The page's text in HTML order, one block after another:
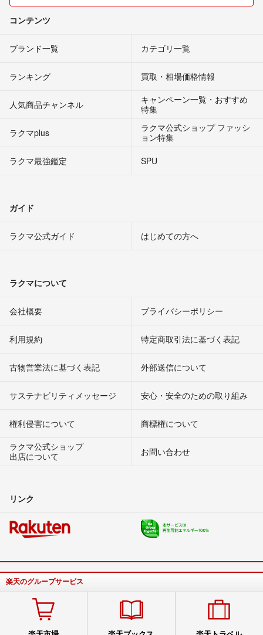
コンテンツ
ブランド一覧 カテゴリ一覧
ランキング 買取・相場価格情報
人気商品チャンネル
キャンペーン一覧・おすすめ
特集
ラクマplus
ラクマ公式ショップ ファッシ
ョン特集
ラクマ最強鑑定
SPU
ガイド
ラクマ公式ガイド はじめての方へ
ラクマについて
会社概要 プライバシーポリシー
利用規約 特定商取引法に基づく表記
古物営業法に基づく表記 外部送信について
サステナビリティメッセージ 安心・安全のための取り組み
権利侵害について
商標権について
ラクマ公式ショップ
出店について
お問い合わせ
リンク
楽天のグループサービス